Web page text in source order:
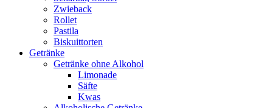
Zwieback
Rollet
Pastila
Biskuittorten
Getränke
Getränke ohne Alkohol
Limonade
Säfte
Kwas